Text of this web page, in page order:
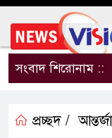
সংবাদ শিরোনাম ::
প্রচ্ছদ /